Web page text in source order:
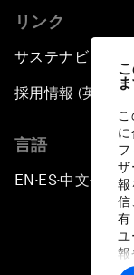
に
フ
ザ
報
信
有
ユ
報
Earth Data: A
Scaling Up
Strategic
China's
In
リンク
サステナビリティ
採用情報 (英語の
言語
EN ▪ES▪中文▪ 日本